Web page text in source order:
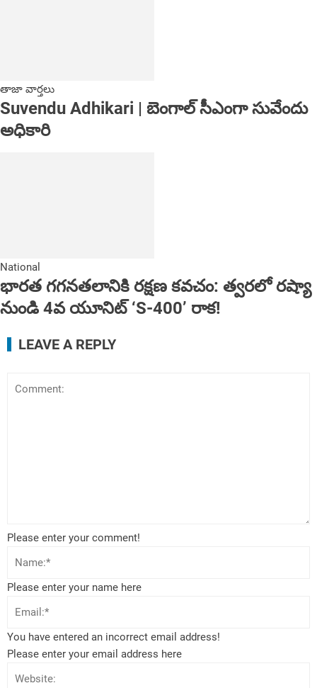
తాజా వార్తలు
Suvendu Adhikari | బెంగాల్ సీఎంగా సువేందు
అధికారి
National
భారత గగనతలానికి రక్షణ కవచం: త్వరలో రష్యా
నుండి 4వ యూనిట్ ‘S-400’ రాక!
LEAVE A REPLY
Please enter your comment!
Please enter your name here
You have entered an incorrect email address!
Please enter your email address here